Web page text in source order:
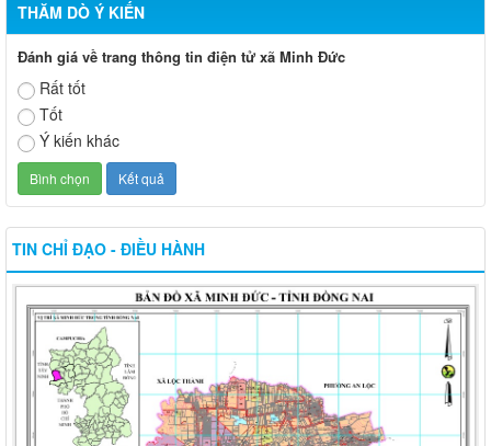
THĂM DÒ Ý KIẾN
Đánh giá về trang thông tin điện tử xã Minh Đức
Rất tốt
Tốt
Ý kiến khác
TIN CHỈ ĐẠO - ĐIỀU HÀNH